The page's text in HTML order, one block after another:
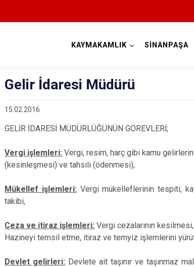
KAYMAKAMLIK SİNANPAŞA
Gelir İdaresi Müdürü
15.02.2016
GELİR İDARESİ MÜDÜRLÜĞÜNÜN GÖREVLERİ;
Vergi işlemleri: Vergi, resim, harç gibi kamu
(kesinleşmesi) ve tahsili (ödenmesi),
Mükellef işlemleri: Vergi mükelleflerinin tespiti,
takibi,
Ceza ve itiraz işlemleri: Vergi cezalarının
Hazineyi temsil etme, itiraz ve temyiz işlemlerini
Devlet gelirleri: Devlete ait taşınır ve taşınmaz